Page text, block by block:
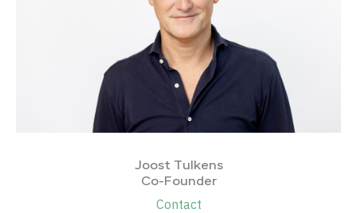
Joost Tulkens
Co-Founder
Contact